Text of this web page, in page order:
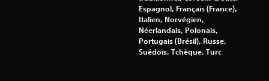
Espagnol, Français (France),
Italien, Norvégien,
Néerlandais, Polonais,
Portugais (Brésil), Russe,
Suédois, Tchèque, Turc